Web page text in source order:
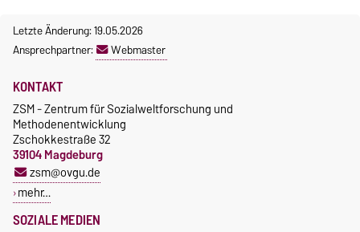
Letzte Änderung: 19.05.2026
Ansprechpartner:
Webmaster
SOZIALE MEDIEN
KONTAKT
ZSM - Zentrum für Sozialweltforschung und
Methodenentwicklung
Zschokkestraße 32
39104 Magdeburg
zsm@ovgu.de
mehr…